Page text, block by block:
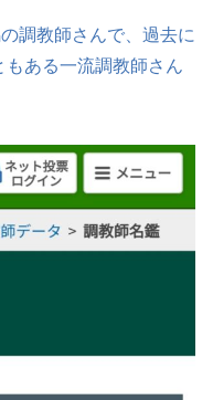
調教師さんで、過去に
ある一流調教師さん